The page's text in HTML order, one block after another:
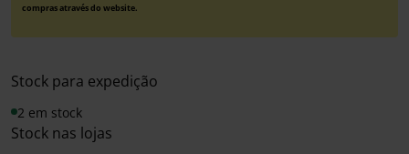
compras através do website.
Stock para expedição
2 em stock
Stock nas lojas